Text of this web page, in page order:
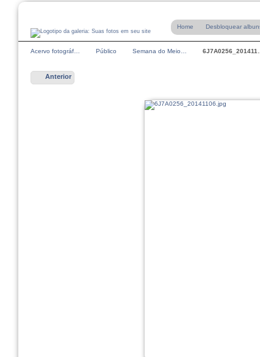
Home Desbloquear
Acervo fotográf… Público Semana do Meio… 6J7A0256_201411…
Anterior